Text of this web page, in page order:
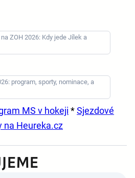
ZOH 2026: Kdy jede Jílek a
program, sporty, nominace, a
MS v hokeji *Sjezdové
na Heureka.cz